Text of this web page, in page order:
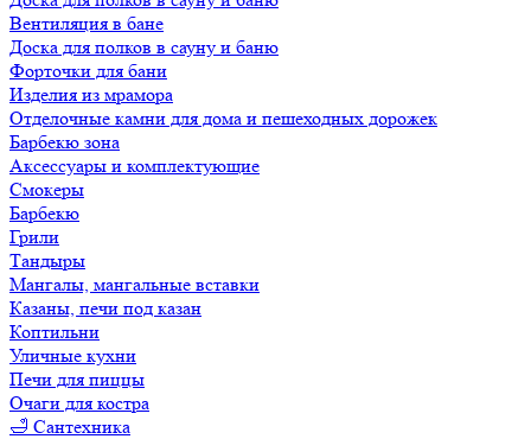
Вентиляция в бане
Доска для полков в сауну и баню
Форточки для бани
Изделия из мрамора
Отделочные камни для дома и пешеходных дорожек
Барбекю зона
Аксессуары и комплектующие
Смокеры
Барбекю
Грили
Тандыры
Мангалы, мангальные вставки
Казаны, печи под казан
Коптильни
Уличные кухни
Печи для пиццы
Очаги для костра
🛁 Сантехника